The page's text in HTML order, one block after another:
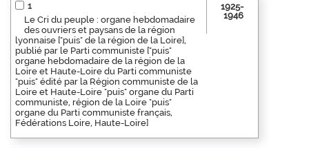
1
Le Cri du peuple : organe hebdomadaire
des ouvriers et paysans de la région
lyonnaise ["puis" de la région de la Loire],
publié par le Parti communiste ["puis"
organe hebdomadaire de la région de la
Loire et Haute-Loire du Parti communiste
"puis" édité par la Région communiste de la
Loire et Haute-Loire "puis" organe du Parti
communiste, région de la Loire "puis"
organe du Parti communiste français,
Fédérations Loire, Haute-Loire]
1925-
1946